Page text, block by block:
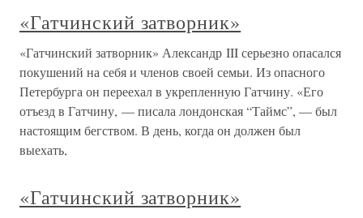
«Гатчинский затворник»
«Гатчинский затворник» Александр III серьезно опасался
покушений на себя и членов своей семьи. Из опасного
Петербурга он переехал в укрепленную Гатчину. «Его
отъезд в Гатчину, — писала лондонская “Таймс”, — был
настоящим бегством. В день, когда он должен был
выехать,
«Гатчинский затворник»